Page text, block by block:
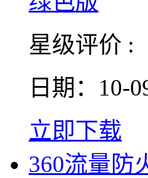
星级评价 :
日期：10-
立即下载
360流量防